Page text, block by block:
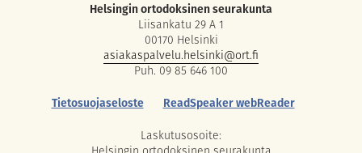
Helsingin ortodoksinen seurakunta
Liisankatu 29 A 1
00170 Helsinki
asiakaspalvelu.helsinki@ort.fi
Puh. 09 85 646 100
Tietosuojaseloste
ReadSpeaker webReader
Laskutusosoite: